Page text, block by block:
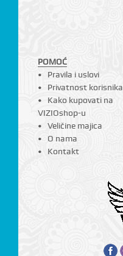
POMOĆ
Pravila i uslovi
Privatnost korisnika
Kako kupovati na
VIZIOshop-u
Veličine majica
O nama
Kontakt